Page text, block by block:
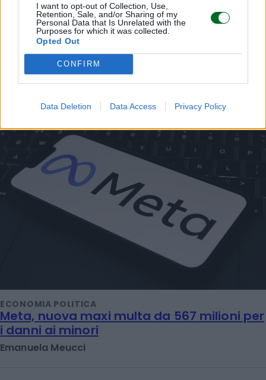
I want to opt-out of Collection, Use,
Retention, Sale, and/or Sharing of my
Personal Data that Is Unrelated with the
Purposes for which it was collected.
Opted Out
CONFIRM
Data Deletion Data Access Privacy Policy
ECONOMIA POLITICA
Meta, nuova maxi multa da 567 milioni per
i danni ai minori
Emanuela Meucci